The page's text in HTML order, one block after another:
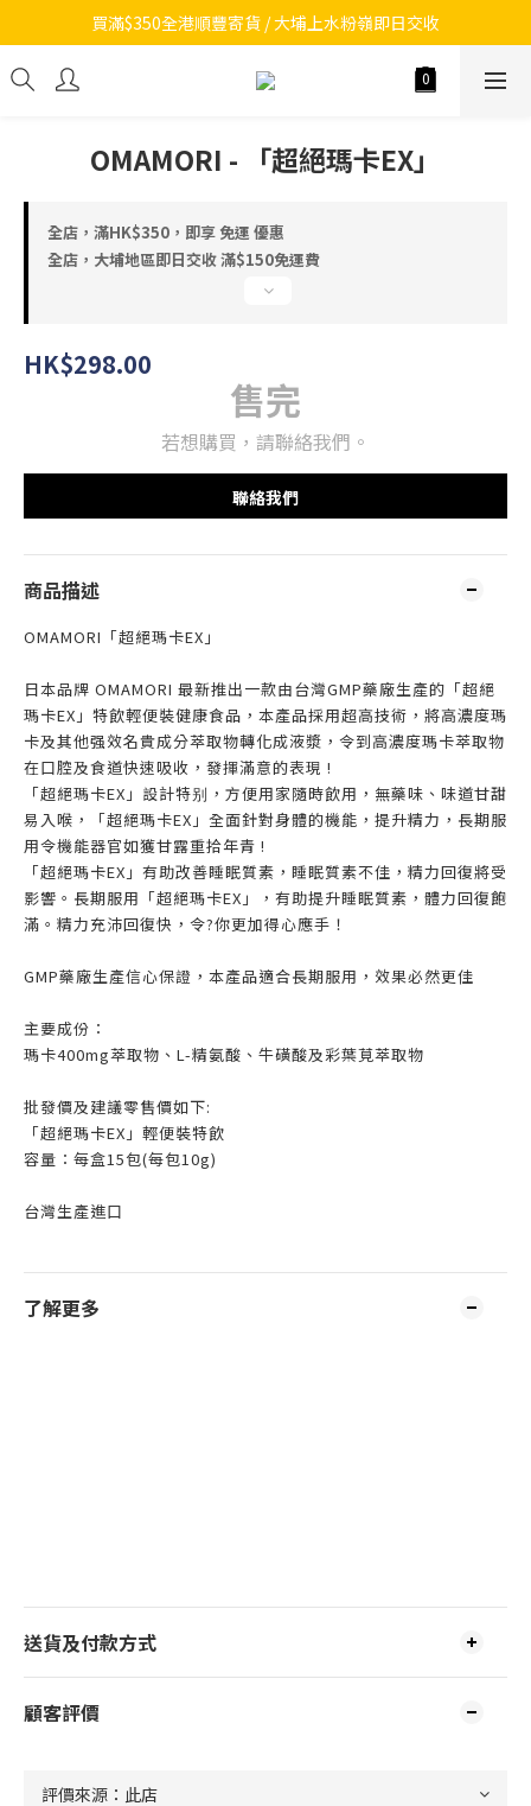
買滿$350全港順豐寄貨 / 大埔上水粉嶺即日交收
OMAMORI - 「超絕瑪卡EX」
全店，滿HK$350，即享 免運 優惠
全店，大埔地區即日交收 滿$150免運費
HK$298.00
售完
若想購買，請聯絡我們。
聯絡我們
商品描述
OMAMORI「超絕瑪卡EX」
日本品牌 OMAMORI 最新推出一款由台灣GMP藥廠生產的「超絕
瑪卡EX」特飲輕便裝健康食品，本產品採用超高技術，將高濃度瑪
卡及其他强效名貴成分萃取物轉化成液漿，令到高濃度瑪卡萃取物
在口腔及食道快速吸收，發揮滿意的表現 !
「超絕瑪卡EX」設計特别，方便用家隨時飲用，無藥味、味道甘甜
易入喉，「超絕瑪卡EX」全面針對身體的機能，提升精力，長期服
用令機能器官如獲甘露重拾年青 !
「超絕瑪卡EX」有助改善睡眠質素，睡眠質素不佳，精力回復將受
影響。長期服用「超絕瑪卡EX」，有助提升睡眠質素，體力回復飽
滿。精力充沛回復快，令?你更加得心應手！
GMP藥廠生產信心保證，本產品適合長期服用，效果必然更佳
主要成份：
瑪卡400mg萃取物、L-精氨酸、牛磺酸及彩葉莧萃取物
批發價及建議零售價如下:
「超絕瑪卡EX」輕便裝特飲
容量：每盒15包(每包10g)
台灣生產進口
了解更多
送貨及付款方式
顧客評價